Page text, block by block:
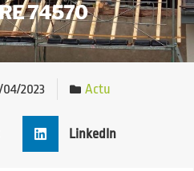
74570
04/2023 Actu
LinkedIn